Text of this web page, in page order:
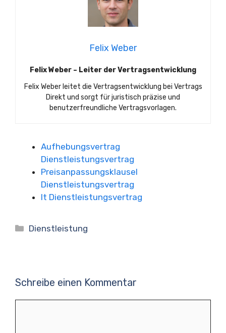
Felix Weber
Felix Weber – Leiter der Vertragsentwicklung
Felix Weber leitet die Vertragsentwicklung bei Vertrags
Direkt und sorgt für juristisch präzise und
benutzerfreundliche Vertragsvorlagen.
Aufhebungsvertrag
Dienstleistungsvertrag
Preisanpassungsklausel
Dienstleistungsvertrag
It Dienstleistungsvertrag
Kategorien
Dienstleistung
Schreibe einen Kommentar